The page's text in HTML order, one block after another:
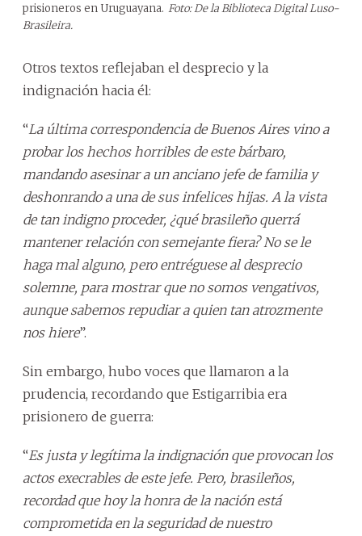
prisioneros en Uruguayana. Foto: De la Biblioteca Digital Luso-
Brasileira.
Otros textos reflejaban el desprecio y la
indignación hacia él:
“La última correspondencia de Buenos Aires vino a
probar los hechos horribles de este bárbaro,
mandando asesinar a un anciano jefe de familia y
deshonrando a una de sus infelices hijas. A la vista
de tan indigno proceder, ¿qué brasileño querrá
mantener relación con semejante fiera? No se le
haga mal alguno, pero entréguese al desprecio
solemne, para mostrar que no somos vengativos,
aunque sabemos repudiar a quien tan atrozmente
nos hiere”.
Sin embargo, hubo voces que llamaron a la
prudencia, recordando que Estigarribia era
prisionero de guerra:
“Es justa y legítima la indignación que provocan los
actos execrables de este jefe. Pero, brasileños,
recordad que hoy la honra de la nación está
comprometida en la seguridad de nuestro